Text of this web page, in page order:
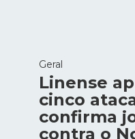
Geral
Linense
cinco
confirma
contra o